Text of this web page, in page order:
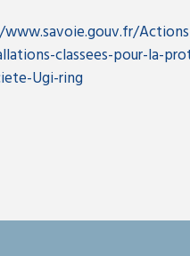
classees-pour-la-
Ugi-ring